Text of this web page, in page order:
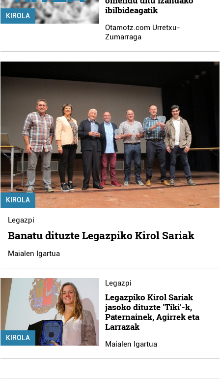
KIROLA
ibilbideagatik
Otamotz.com Urretxu-
Zumarraga
KIROLA
Legazpi
Banatu dituzte Legazpiko Kirol Sariak
Maialen Igartua
KIROLA
Legazpi
Legazpiko Kirol Sariak
jasoko dituzte 'Tiki'-k,
Paternainek, Agirrek eta
Larrazak
Maialen Igartua